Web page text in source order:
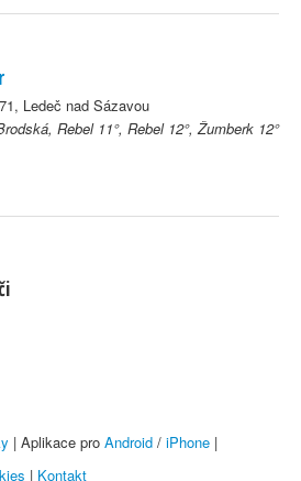
Ledeč nad Sázavou
Rebel 11°, Rebel 12°, Žumberk 12°
| Aplikace pro Android / iPhone |
| Kontakt